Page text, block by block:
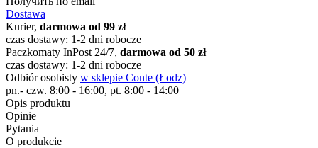
Dostawa
Kurier, darmowa od 99 zł
czas dostawy: 1-2 dni robocze
Paczkomaty InPost 24/7, darmowa od 50 zł
czas dostawy: 1-2 dni robocze
Odbiór osobisty w sklepie Conte (Łodz)
pn.- czw. 8:00 - 16:00, pt. 8:00 - 14:00
Opis produktu
Opinie
Pytania
O produkcie